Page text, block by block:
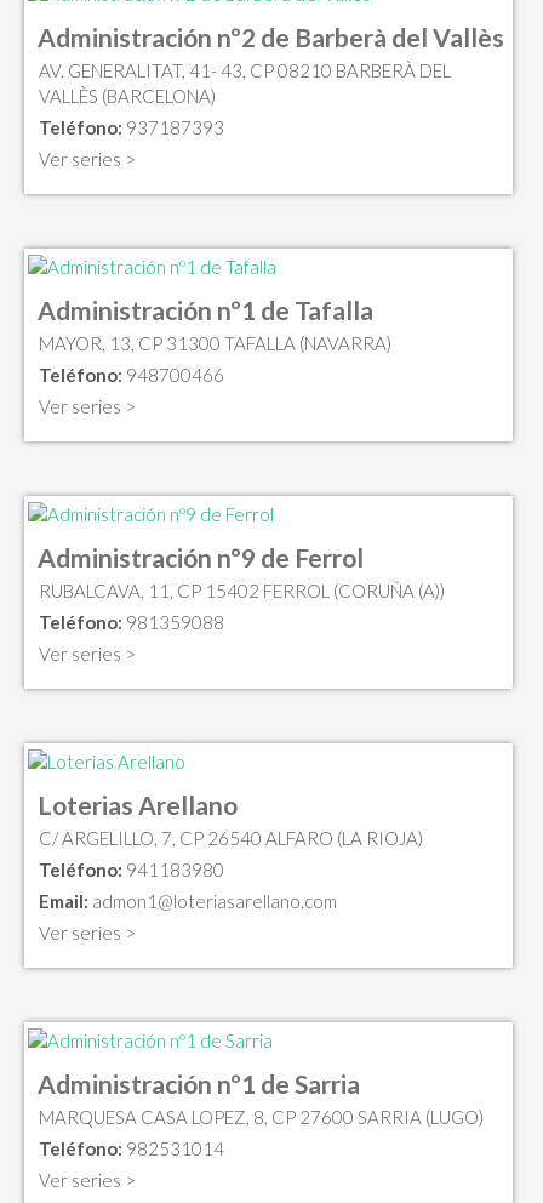
Administración nº2 de Barberà del Vallès
AV. GENERALITAT, 41- 43, CP 08210 BARBERÀ DEL
VALLÈS (BARCELONA)
Teléfono: 937187393
Ver series >
Administración nº1 de Tafalla
MAYOR, 13, CP 31300 TAFALLA (NAVARRA)
Teléfono: 948700466
Ver series >
Administración nº9 de Ferrol
RUBALCAVA, 11, CP 15402 FERROL (CORUÑA (A))
Teléfono: 981359088
Ver series >
Loterias Arellano
C/ ARGELILLO, 7, CP 26540 ALFARO (LA RIOJA)
Teléfono: 941183980
Email: admon1@loteriasarellano.com
Ver series >
Administración nº1 de Sarria
MARQUESA CASA LOPEZ, 8, CP 27600 SARRIA (LUGO)
Teléfono: 982531014
Ver series >